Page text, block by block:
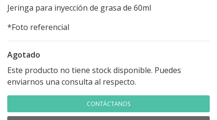
Jeringa para inyección de grasa de 60ml
*Foto referencial
Agotado
Este producto no tiene stock disponible. Puedes
enviarnos una consulta al respecto.
CONTÁCTANOS